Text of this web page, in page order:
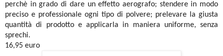
perchè in grado di dare un effetto aerografo; stendere in modo
preciso e professionale ogni tipo di polvere; prelevare la giusta
quantità di prodotto e applicarla in maniera uniforme, senza
sprechi.
16,95 euro